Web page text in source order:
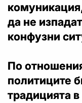
да не
конфузни
По
политиците
традицията